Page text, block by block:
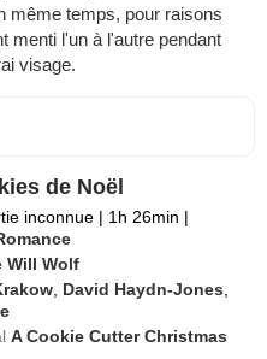
même temps, pour raisons
menti l'un à l'autre pendant
visage.
de Noël
inconnue | 1h 26min |
Will Wolf
David Haydn-Jones
A Cookie Cutter Christmas